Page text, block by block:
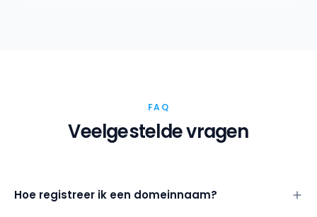
FAQ
Veelgestelde vragen
Hoe registreer ik een domeinnaam?